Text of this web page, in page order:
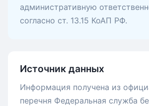
административную
согласно ст. 13.15 КоАП РФ.
Источник данных
Информация получена из
перечня Федеральная служба